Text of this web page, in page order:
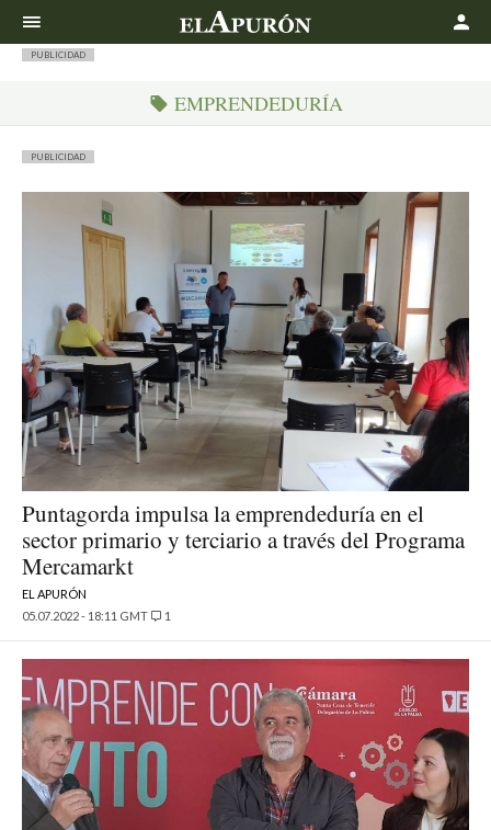
PUBLICIDAD
EMPRENDEDURÍA
PUBLICIDAD
Puntagorda impulsa la emprendeduría en el
sector primario y terciario a través del Programa
Mercamarkt
EL APURÓN
05.07.2022 - 18:11 GMT
1